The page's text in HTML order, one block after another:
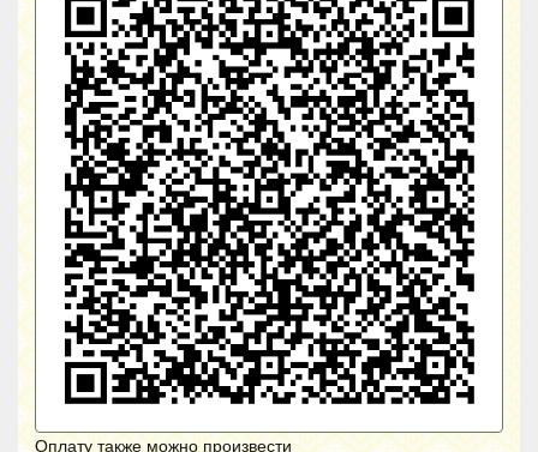
Оплату также можно произвести